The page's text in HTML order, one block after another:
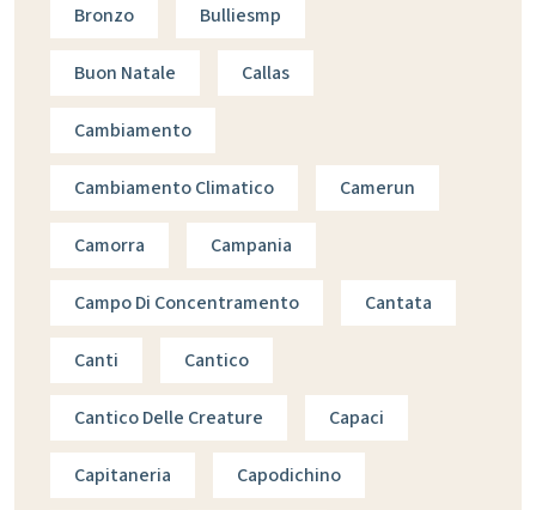
Bronzo Bulliesmp
Buon Natale Callas
Cambiamento
Cambiamento Climatico Camerun
Camorra Campania
Campo Di Concentramento Cantata
Canti Cantico
Cantico Delle Creature Capaci
Capitaneria Capodichino